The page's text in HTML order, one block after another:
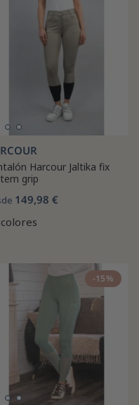
Harcour Jaltika fix
grip
149,98 €
-15%